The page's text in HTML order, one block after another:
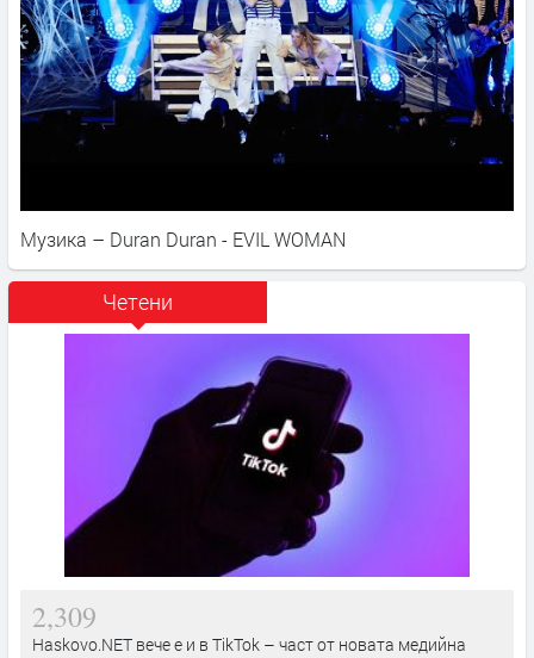
Музика – Duran Duran - EVIL WOMAN
Четени
2,309
Haskovo.NET вече е и в TikTok – част от новата медийна